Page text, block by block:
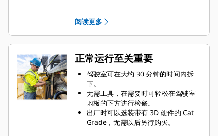
默认配置文件，也可以针对不同的作
业或多个操作员来自定义配置文件。
您可以使用操作员 ID 来保存自定义的
触摸屏设置、机器设置，以及使用
Product Link 来跟踪各操作员的工作
效率、安全意识，确定是否需要进行
培训。
机器安全系统 – 密码功能要求操作员
输入 ID 来启动机器，从而防止机器被
盗以及未经授权的操作。
阅读更多
正常运行至关重要
驾驶室可在大约 30 分钟的时间内拆
下。
无需工具，在需要时可轻松在驾驶室
地板的下方进行检修。
出厂时可以选装带有 3D 硬件的 Cat
Grade，无需以后另行购买。